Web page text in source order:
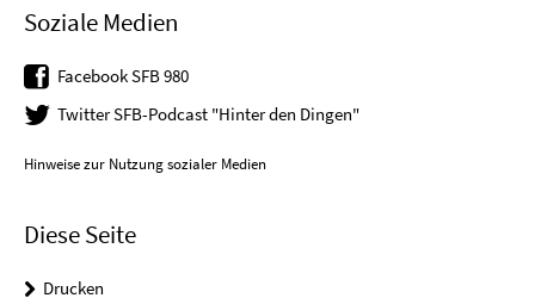
Soziale Medien
Facebook SFB 980
Twitter SFB-Podcast "Hinter den Dingen"
Hinweise zur Nutzung sozialer Medien
Diese Seite
Drucken